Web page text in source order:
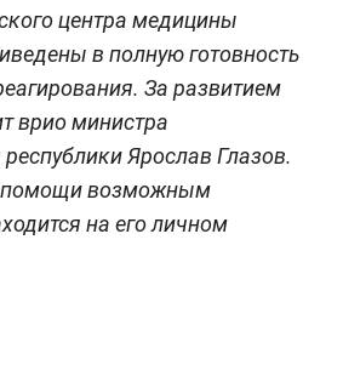
центра медицины
в полную готовность
За развитием
врио министра
Ярослав Глазов.
помощи возможным
на его личном